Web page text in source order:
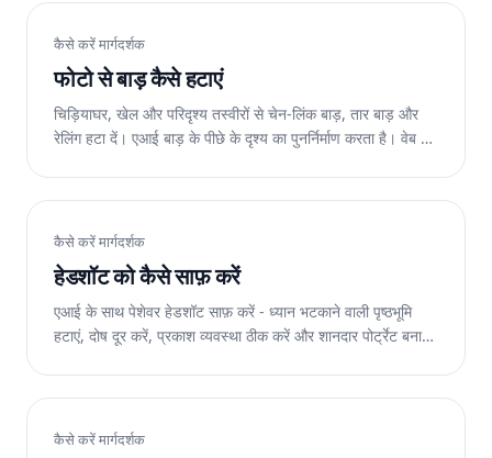
कैसे करें मार्गदर्शक
फोटो से बाड़ कैसे हटाएं
चिड़ियाघर, खेल और परिदृश्य तस्वीरों से चेन-लिंक बाड़, तार बाड़ और
रेलिंग हटा दें। एआई बाड़ के पीछे के दृश्य का पुनर्निर्माण करता है। वेब पर
कैसे करें मार्गदर्शक
हेडशॉट को कैसे साफ़ करें
एआई के साथ पेशेवर हेडशॉट साफ़ करें - ध्यान भटकाने वाली पृष्ठभूमि
हटाएं, दोष दूर करें, प्रकाश व्यवस्था ठीक करें और शानदार पोर्ट्रेट बनाएं।
कैसे करें मार्गदर्शक